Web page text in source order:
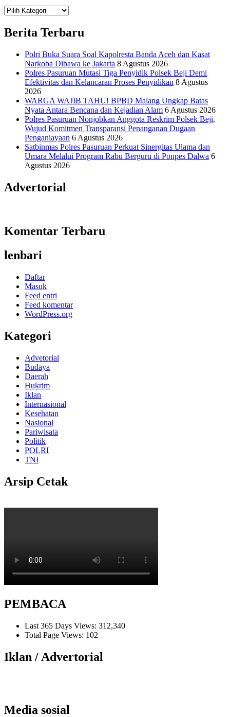
Teknologi
Berita Terbaru
Polri Buka Suara Soal Kapolresta Banda Aceh dan Kasat
Narkoba Dibawa ke Jakarta 8 Agustus 2026
Polres Pasuruan Mutasi Tiga Penyidik Polsek Beji Demi
Efektivitas dan Kelancaran Proses Penyidikan 8 Agustus
2026
WARGA WAJIB TAHU! BPBD Malang Ungkap Batas
Nyata Antara Bencana dan Kejadian Alam 6 Agustus 2026
Polres Pasuruan Nonjobkan Anggota Reskrim Polsek Beji,
Wujud Komitmen Transparansi Penanganan Dugaan
Penganiayaan 6 Agustus 2026
Satbinmas Polres Pasuruan Perkuat Sinergitas Ulama dan
Umara Melalui Program Rabu Berguru di Ponpes Dalwa 6
Agustus 2026
Advertorial
Komentar Terbaru
lenbari
Daftar
Masuk
Feed entri
Feed komentar
WordPress.org
Kategori
Advetorial
Budaya
Daerah
Hukrim
Iklan
Internasional
Kesehatan
Nasional
Pariwisata
Politik
POLRI
TNI
Arsip Cetak
PEMBACA
Last 365 Days Views: 312,340
Total Page Views: 102
Iklan / Advertorial
Media sosial